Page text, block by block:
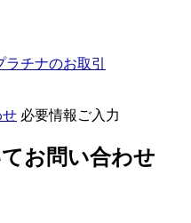
ラチナのお取引
せ 必要情報ご入力
お問い合わせ